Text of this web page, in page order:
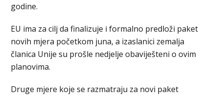
godine.
EU ima za cilj da finalizuje i formalno predloži paket
novih mјera početkom juna, a izaslanici zemalja
članica Unije su prošle nedјelje obaviјešteni o ovim
planovima.
Druge mјere koje se razmatraju za novi paket